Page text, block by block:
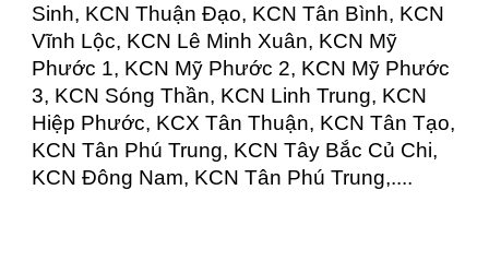
Sinh, KCN Thuận Đạo, KCN Tân Bình, KCN
Vĩnh Lộc, KCN Lê Minh Xuân, KCN Mỹ
Phước 1, KCN Mỹ Phước 2, KCN Mỹ Phước
3, KCN Sóng Thần, KCN Linh Trung, KCN
Hiệp Phước, KCX Tân Thuận, KCN Tân Tạo,
KCN Tân Phú Trung, KCN Tây Bắc Củ Chi,
KCN Đông Nam, KCN Tân Phú Trung,....